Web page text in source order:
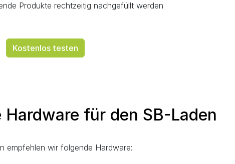
Produkte rechtzeitig nachgefüllt werden
Kostenlos testen
Hardware für den SB-Laden
empfehlen wir folgende Hardware: